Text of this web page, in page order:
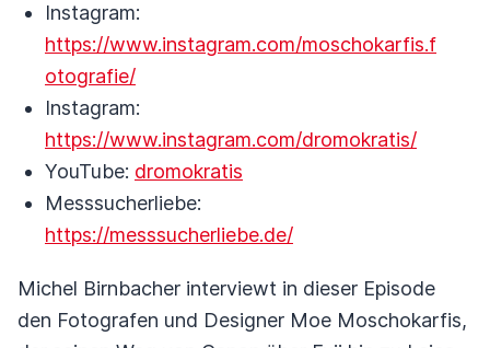
Instagram:
https://www.instagram.com/moschokarfis.f
otografie/
Instagram:
https://www.instagram.com/dromokratis/
YouTube: dromokratis
Messsucherliebe:
https://messsucherliebe.de/
Michel Birnbacher interviewt in dieser Episode
den Fotografen und Designer Moe Moschokarfis,